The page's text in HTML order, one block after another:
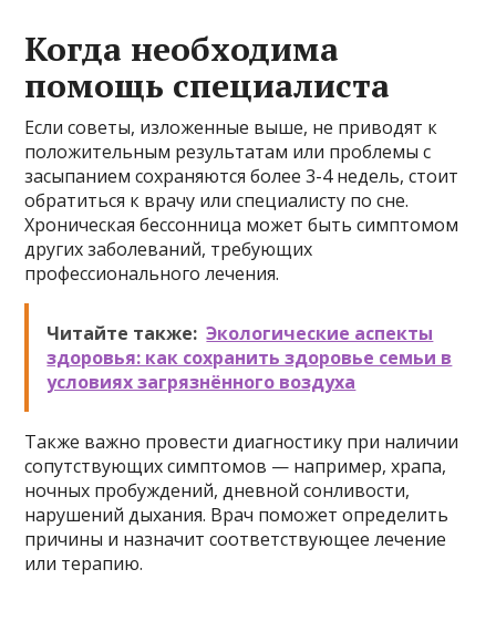
Когда необходима
помощь специалиста
Если советы, изложенные выше, не приводят к
положительным результатам или проблемы с
засыпанием сохраняются более 3-4 недель, стоит
обратиться к врачу или специалисту по сне.
Хроническая бессонница может быть симптомом
других заболеваний, требующих
профессионального лечения.
Читайте также: Экологические аспекты
здоровья: как сохранить здоровье семьи в
условиях загрязнённого воздуха
Также важно провести диагностику при наличии
сопутствующих симптомов — например, храпа,
ночных пробуждений, дневной сонливости,
нарушений дыхания. Врач поможет определить
причины и назначит соответствующее лечение
или терапию.